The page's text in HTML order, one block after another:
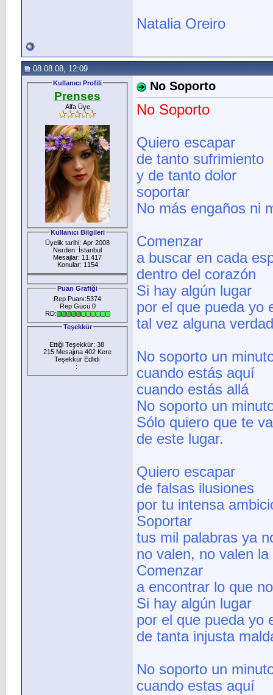
Natalia Oreiro
08.08.08, 12:09
Kullanıcı Profili
Prenses
Alfa Üye
Kullanıcı Bilgileri
Üyelik tarihi: Apr 2008
Nerden: İstanbul
Mesajlar: 11.417
Konular: 1154
Puan Grafiği
Rep Puanı:5374
Rep Gücü:0
RD:
Teşekkür
Ettiği Teşekkür: 38
215 Mesajına 402 Kere
Teşekkür Edlidi
:
No Soporto
No Soporto
Quiero escapar
de tanto sufrimiento
y de tanto dolor
soportar
No más engaños ni
Comenzar
a buscar en cada
dentro del corazón
Si hay algún lugar
por el que pueda yo
tal vez alguna
No soporto un
cuando estás aquí
cuando estás allá
No soporto un
Sólo quiero que te
de este lugar.
Quiero escapar
de falsas ilusiones
por tu intensa
Soportar
tus mil palabras ya
no valen, no valen la
Comenzar
a encontrar lo que
Si hay algún lugar
por el que pueda yo
de tanta injusta
No soporto un
cuando estas aquí